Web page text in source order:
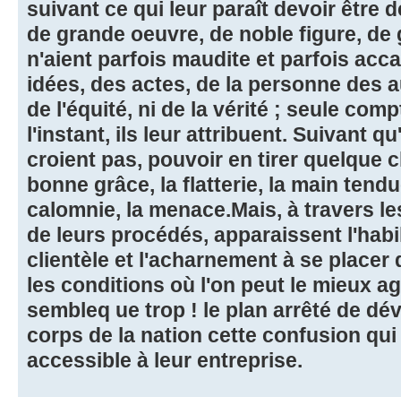
suivant ce qui leur paraît devoir être
de grande oeuvre, de noble figure,
n'aient parfois maudite et parfois
idées, des actes, de la personne des
de l'équité, ni de la vérité ; seule
l'instant, ils leur attribuent. Suivant
croient pas, pouvoir en tirer quelque
bonne grâce, la flatterie, la main
calomnie, la menace.Mais, à travers
de leurs procédés, apparaissent
clientèle et l'acharnement à se placer
les conditions où l'on peut le mieux
sembleq ue trop ! le plan arrêté de
corps de la nation cette confusion
accessible à leur entreprise.